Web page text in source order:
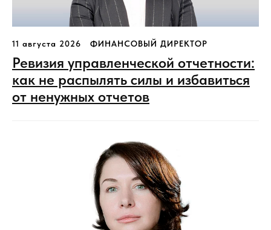
11 августа 2026 ФИНАНСОВЫЙ ДИРЕКТОР
Ревизия управленческой отчетности:
как не распылять силы и избавиться
от ненужных отчетов